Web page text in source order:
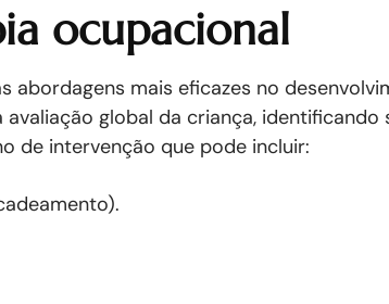
ocupacional
abordagens mais eficazes no
global da criança,
de intervenção que pode incluir: